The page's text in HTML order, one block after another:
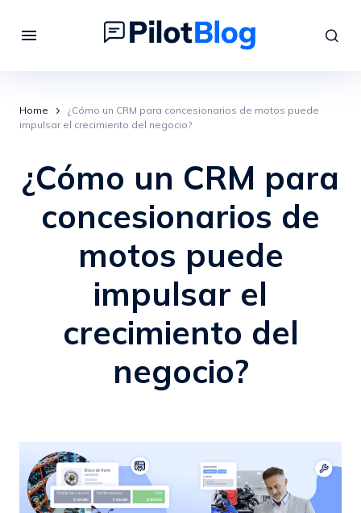
Home
¿Cómo un CRM para concesionarios de motos puede
impulsar el crecimiento del negocio?
¿Cómo un CRM para
concesionarios de
motos puede
impulsar el
crecimiento del
negocio?